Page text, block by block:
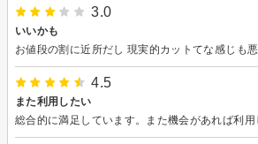
3.0
いいかも
4.5
また利用したい
総合的に満足しています。また機会があれば利用